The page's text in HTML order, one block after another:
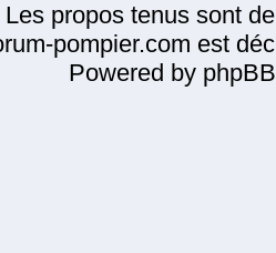
Les propos tenus sont
pompier.com est
Powered by